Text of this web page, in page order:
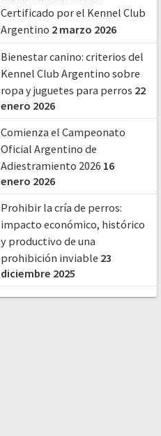
Certificado por el Kennel Club
Argentino 2 marzo 2026
Bienestar canino: criterios del
Kennel Club Argentino sobre
ropa y juguetes para perros 22
enero 2026
Comienza el Campeonato
Oficial Argentino de
Adiestramiento 2026 16
enero 2026
Prohibir la cría de perros:
impacto económico, histórico
y productivo de una
prohibición inviable 23
diciembre 2025